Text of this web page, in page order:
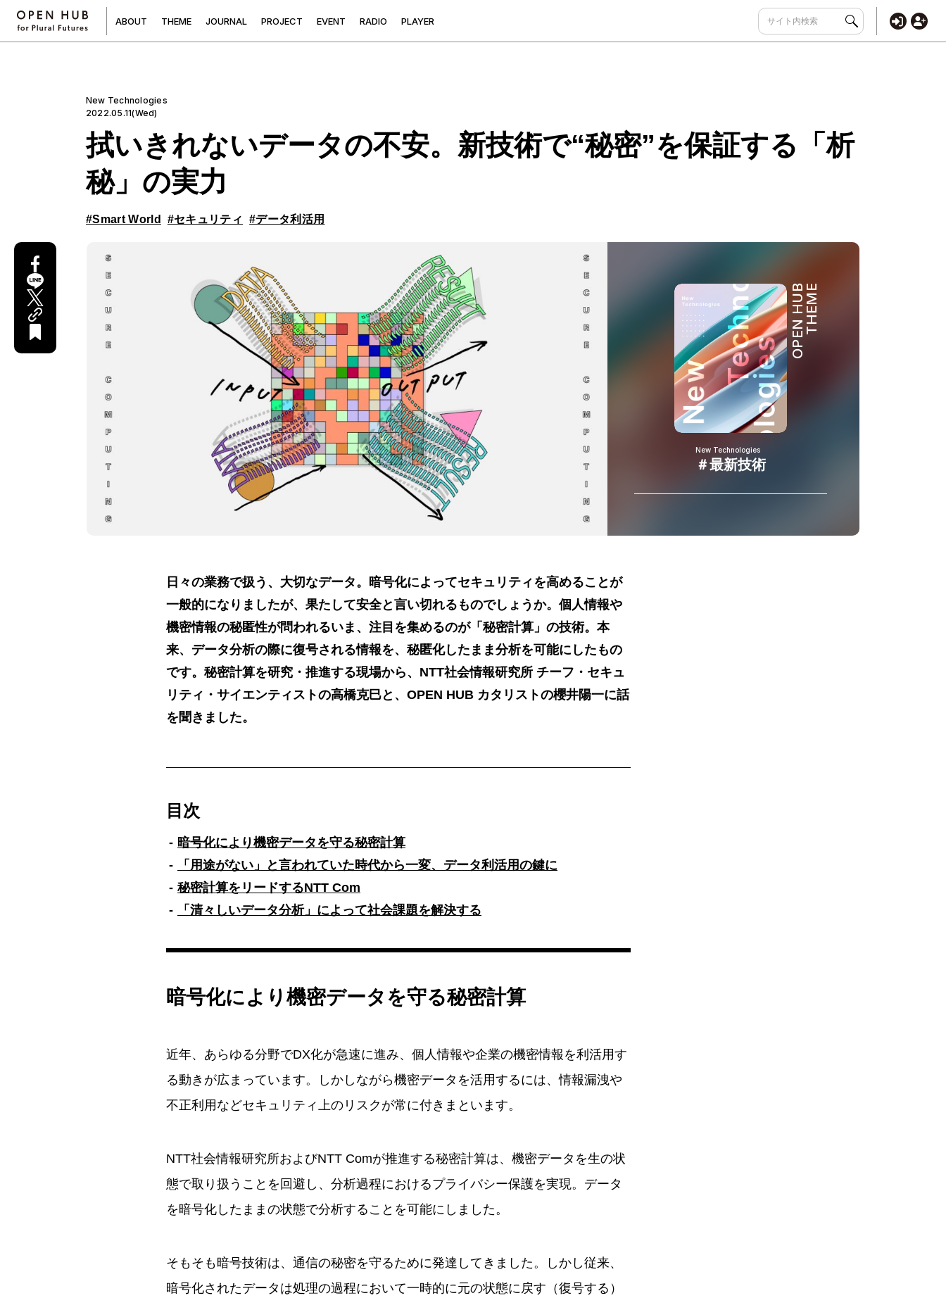
ABOUT THEME JOURNAL PROJECT EVENT RADIO PLAYER
New Technologies
2022.05.11(Wed)
拭いきれないデータの不安。新技術で“秘密”を保証する「析
秘」の実力
#Smart World #セキュリティ #データ利活用
OPEN HUBTHEME
New Technologies
＃最新技術
日々の業務で扱う、大切なデータ。暗号化によってセキュリティを高めることが
一般的になりましたが、果たして安全と言い切れるものでしょうか。個人情報や
機密情報の秘匿性が問われるいま、注目を集めるのが「秘密計算」の技術。本
来、データ分析の際に復号される情報を、秘匿化したまま分析を可能にしたもの
です。秘密計算を研究・推進する現場から、NTT社会情報研究所 チーフ・セキュ
リティ・サイエンティストの高橋克巳と、OPEN HUB カタリストの櫻井陽一に話
を聞きました。
目次
暗号化により機密データを守る秘密計算
「用途がない」と言われていた時代から一変、データ利活用の鍵に
秘密計算をリードするNTT Com
「清々しいデータ分析」によって社会課題を解決する
暗号化により機密データを守る秘密計算
近年、あらゆる分野でDX化が急速に進み、個人情報や企業の機密情報を利活用す
る動きが広まっています。しかしながら機密データを活用するには、情報漏洩や
不正利用などセキュリティ上のリスクが常に付きまといます。
NTT社会情報研究所およびNTT Comが推進する秘密計算は、機密データを生の状
態で取り扱うことを回避し、分析過程におけるプライバシー保護を実現。データ
を暗号化したままの状態で分析することを可能にしました。
そもそも暗号技術は、通信の秘密を守るために発達してきました。しかし従来、
暗号化されたデータは処理の過程において一時的に元の状態に戻す（復号する）